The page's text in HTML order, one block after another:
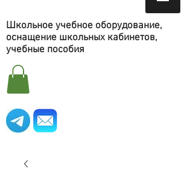
Школьное учебное оборудование,
оснащение школьных кабинетов,
учебные пособия